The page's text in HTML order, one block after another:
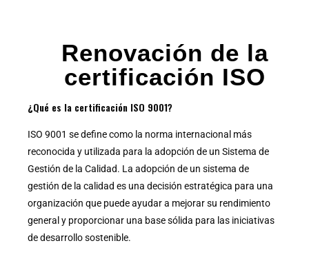
Renovación de la
certificación ISO
¿Qué es la certificación ISO 9001?
ISO 9001 se define como la norma internacional más
reconocida y utilizada para la adopción de un Sistema de
Gestión de la Calidad. La adopción de un sistema de
gestión de la calidad es una decisión estratégica para una
organización que puede ayudar a mejorar su rendimiento
general y proporcionar una base sólida para las iniciativas
de desarrollo sostenible.